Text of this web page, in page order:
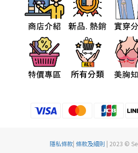
隱私條款| 條款及細則 | 2023 ©